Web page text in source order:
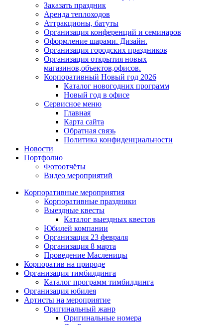
Заказать праздник
Аренда теплоходов
Аттракционы, батуты
Организация конференций и семинаров
Оформление шарами. Дизайн.
Организация городских праздников
Организация открытия новых
магазинов,объектов,офисов.
Корпоративный Новый год 2026
Каталог новогодних программ
Новый год в офисе
Сервисное меню
Главная
Карта сайта
Обратная связь
Политика конфиденциальности
Новости
Портфолио
Фотоотчёты
Видео мероприятий
Корпоративные мероприятия
Корпоративные праздники
Выездные квесты
Каталог выездных квестов
Юбилей компании
Организация 23 февраля
Организация 8 марта
Проведение Масленицы
Корпоратив на природе
Организация тимбилдинга
Каталог программ тимбилдинга
Организация юбилея
Артисты на мероприятие
Оригинальный жанр
Оригинальные номера